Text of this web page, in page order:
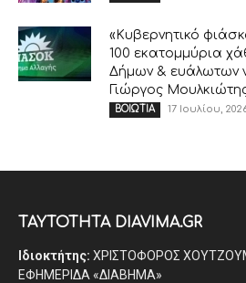
«Κυβερνητικό
100 εκατομμύρια
Δήμων & ευάλωτων
Γιώργος
ΒΟΙΩΤΙΑ 17 Ιουλίου,
ΤΑΥΤΟΤΗΤΑ DIAVIMA.GR
Ιδιοκτήτης: ΧΡΙΣΤΟΦΟΡΟΣ
ΕΦΗΜΕΡΙΔΑ «ΔΙΑΒΗΜΑ»